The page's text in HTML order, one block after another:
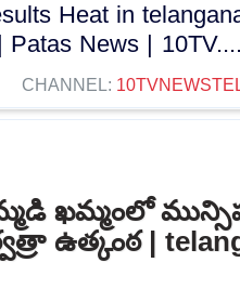
Heat in
News |
CHANNEL:
ఖమ్మంలో
ఉత్కంఠ |